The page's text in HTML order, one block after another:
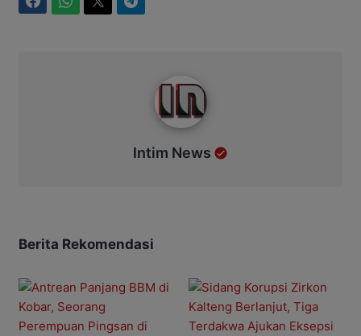
Intim News
Berita Rekomendasi